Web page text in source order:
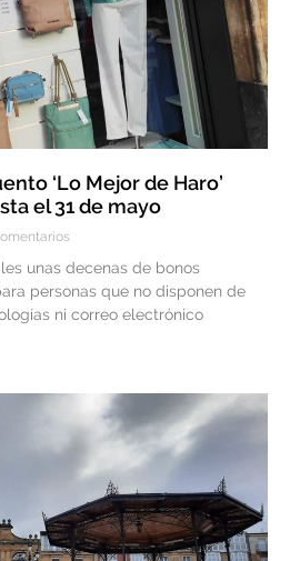
‘Lo Mejor de Haro’
el 31 de mayo
unas decenas de bonos
personas que no disponen de
ni correo electrónico